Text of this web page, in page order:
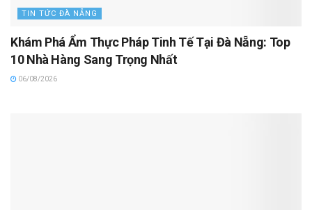
TIN TỨC ĐÀ NẴNG
Khám Phá Ẩm Thực Pháp Tinh Tế Tại Đà Nẵng: Top
10 Nhà Hàng Sang Trọng Nhất
06/08/2026